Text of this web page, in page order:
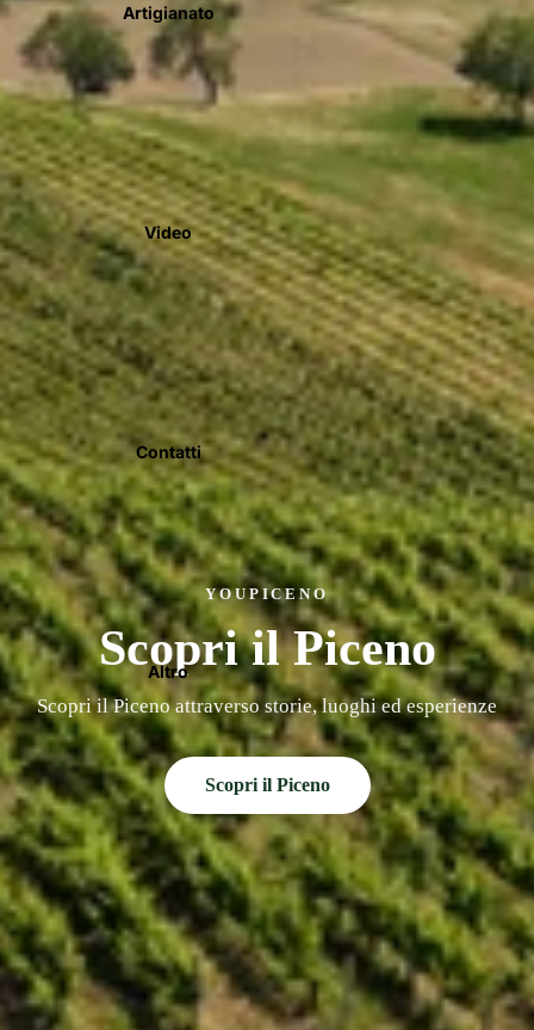
Artigianato
Video
Contatti
Altro
YOUPICENO
Scopri il Piceno
Scopri il Piceno attraverso storie, luoghi ed esperienze
Scopri il Piceno